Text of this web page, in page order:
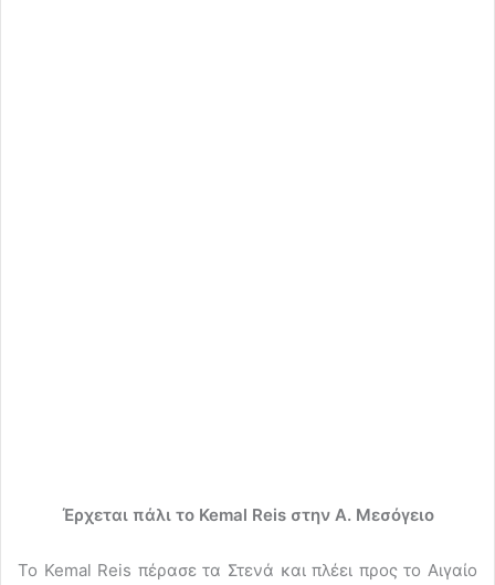
Έρχεται πάλι το Kemal Reis στην Α. Μεσόγειο
Το Kemal Reis πέρασε τα Στενά και πλέει προς το Αιγαίο